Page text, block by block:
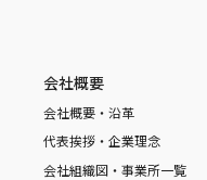
会社概要
会社概要・沿革
代表挨拶・企業理念
会社組織図・事業所一覧